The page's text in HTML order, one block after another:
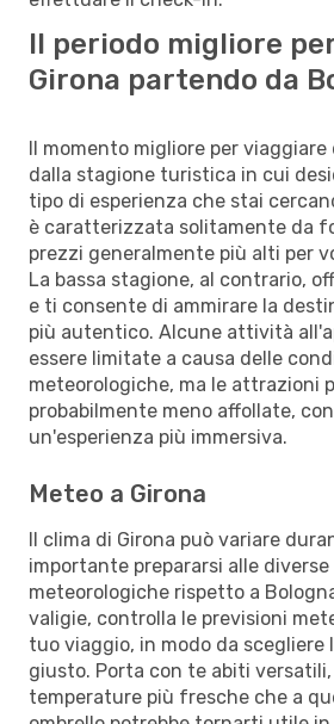
Il periodo migliore
Girona partendo da
Il momento migliore per viaggiare
dalla stagione turistica in cui
tipo di esperienza che stai
è caratterizzata solitamente da
prezzi generalmente più alti per
La bassa stagione, al contrario,
e ti consente di ammirare la
più autentico. Alcune attività
essere limitate a causa delle
meteorologiche, ma le attrazioni
probabilmente meno affollate,
un'esperienza più immersiva.
Meteo a Girona
Il clima di Girona può variare
importante prepararsi alle
meteorologiche rispetto a
valigie, controlla le previsioni
tuo viaggio, in modo da scegliere
giusto. Porta con te abiti
temperature più fresche che a